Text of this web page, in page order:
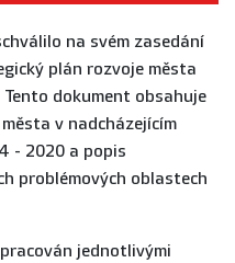
na svém zasedání
plán rozvoje města
dokument obsahuje
v nadcházejícím
- 2020 a popis
problémových oblastech
jednotlivými